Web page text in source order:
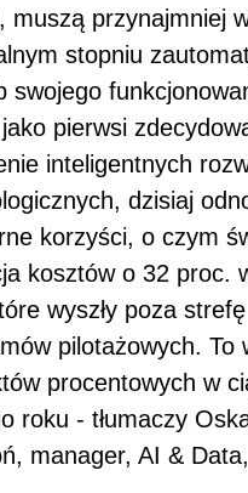
muszą przynajmniej
stopniu
swojego
pierwsi
inteligentnych
dzisiaj
korzyści, o czym
kosztów o 32 proc.
wyszły poza strefę
pilotażowych. To
procentowych w
roku - tłumaczy
manager, AI &